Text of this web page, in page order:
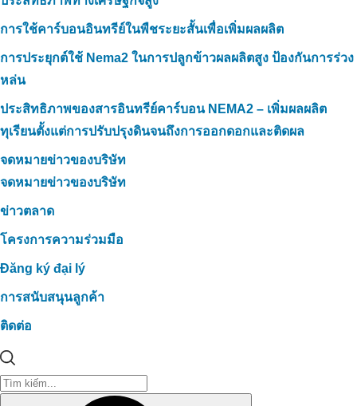
การใช้คาร์บอนอินทรีย์ในพืชระยะสั้นเพื่อเพิ่มผลผลิต
การประยุกต์ใช้ Nema2 ในการปลูกข้าวผลผลิตสูง ป้องกันการร่วง
หล่น
ประสิทธิภาพของสารอินทรีย์คาร์บอน NEMA2 – เพิ่มผลผลิต
ทุเรียนตั้งแต่การปรับปรุงดินจนถึงการออกดอกและติดผล
จดหมายข่าวของบริษัท
จดหมายข่าวของบริษัท
ข่าวตลาด
โครงการความร่วมมือ
Đăng ký đại lý
การสนับสนุนลูกค้า
ติดต่อ